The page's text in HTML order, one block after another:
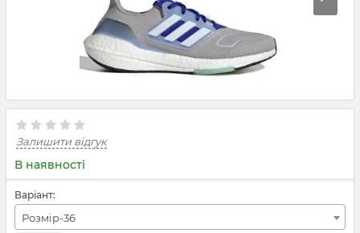
Залишити відгук
В наявності
Варіант:
Розмір-36